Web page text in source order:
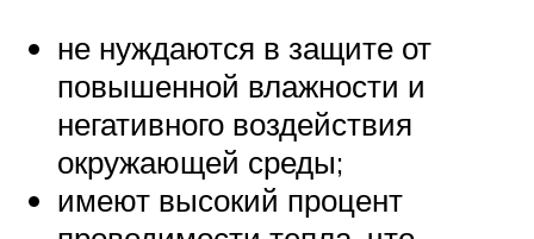
не нуждаются в защите от
повышенной влажности и
негативного воздействия
окружающей среды;
имеют высокий процент